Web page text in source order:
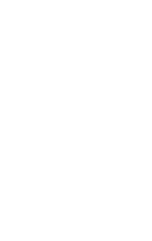
liderazgo